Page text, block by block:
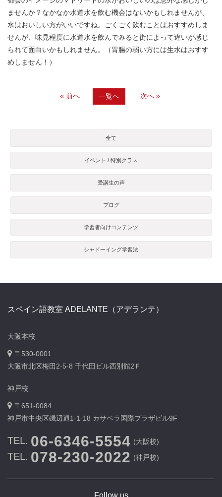
ませんか？なかなか水道水を飲む機会はないかもしれませんが、
水はおいしい方がいいですね。ごくごく飲むことはおすすめしま
せんが、味見程度に水道水を飲んでみると街によって違いが感じ
られて面白いかもしれません。（胃腸の弱い方には生水はおすす
めしません！）
« 前へ 一覧へ 次へ »
全て
イベント / 特別クラス
受講生の声
ブログ
学習者向けコンテンツ
シャドーイング学習法
スペイン語教室 ADELANTE（アデランテ）
大阪本校
〒530-0001
大阪市北区梅田2-5-8 千代田ビル西別館2Ｆ
神戸校
〒651-0084
神戸市中央区磯辺通1-1-18 カサベラ国際プラザビル9F
TEL. 06-6346-5554 (大阪校)
TEL. 078-230-2022 (神戸校)